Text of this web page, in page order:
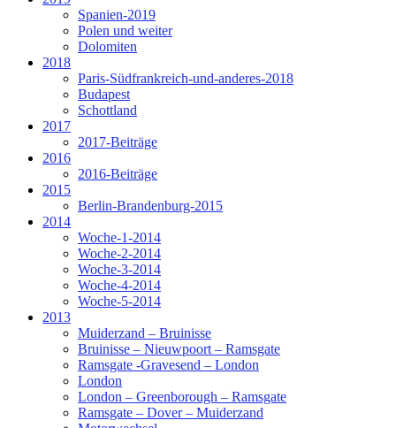
Spanien-2019
Polen und weiter
Dolomiten
2018
Paris-Südfrankreich-und-anderes-2018
Budapest
Schottland
2017
2017-Beiträge
2016
2016-Beiträge
2015
Berlin-Brandenburg-2015
2014
Woche-1-2014
Woche-2-2014
Woche-3-2014
Woche-4-2014
Woche-5-2014
2013
Muiderzand – Bruinisse
Bruinisse – Nieuwpoort – Ramsgate
Ramsgate -Gravesend – London
London
London – Greenborough – Ramsgate
Ramsgate – Dover – Muiderzand